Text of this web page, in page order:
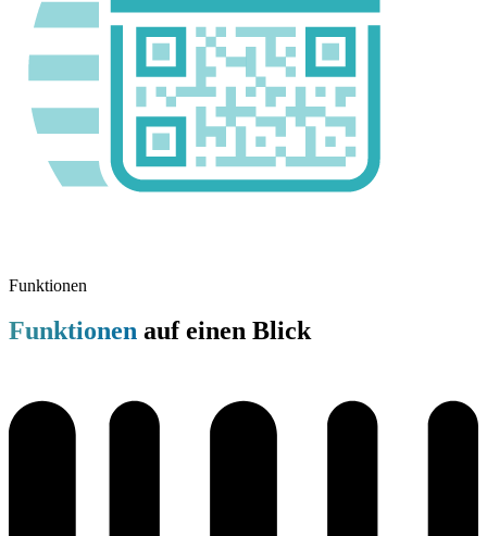
Funktionen
Funktionen auf einen Blick